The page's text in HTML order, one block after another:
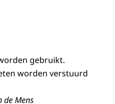
gebruikt.
worden verstuurd
de Mens